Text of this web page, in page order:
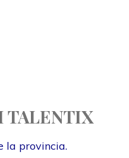
TALENTIX
la provincia.